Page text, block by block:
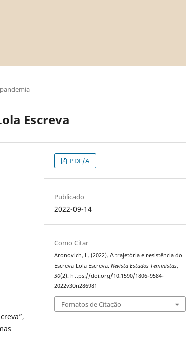
Escreva
PDF/A
Publicado
2022-09-14
Como Citar
Aronovich, L. (2022). A trajetória e resistência do
Escreva Lola Escreva.Revista Estudos Feministas,
30(2). https://doi.org/10.1590/1806-9584-
2022v30n286981
Fomatos de Citação